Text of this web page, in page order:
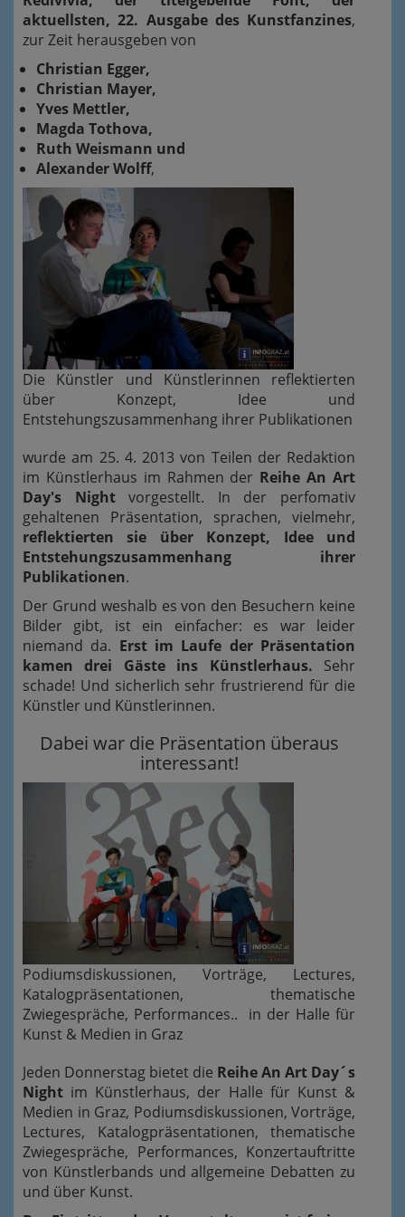
aktuellsten, 22. Ausgabe des Kunstfanzines,
zur Zeit herausgeben von
Christian Egger,
Christian Mayer,
Yves Mettler,
Magda Tothova,
Ruth Weismann und
Alexander Wolff,
Die Künstler und Künstlerinnen reflektierten
über Konzept, Idee und
Entstehungszusammenhang ihrer Publikationen
wurde am 25. 4. 2013 von Teilen der Redaktion
im Künstlerhaus im Rahmen der Reihe An Art
Day's Nightvorgestellt. In der perfomativ
gehaltenen Präsentation, sprachen, vielmehr,
reflektierten sie über Konzept, Idee und
Entstehungszusammenhang ihrer
Publikationen.
Der Grund weshalb es von den Besuchern keine
Bilder gibt, ist ein einfacher: es war leider
niemand da. Erst im Laufe der Präsentation
kamen drei Gäste ins Künstlerhaus. Sehr
schade! Und sicherlich sehr frustrierend für die
Künstler und Künstlerinnen.
Dabei war die Präsentation überaus
interessant!
Podiumsdiskussionen, Vorträge, Lectures,
Katalogpräsentationen, thematische
Zwiegespräche, Performances.. in der Halle für
Kunst & Medien in Graz
Jeden Donnerstag bietet die Reihe An Art Day´s
Night im Künstlerhaus, der Halle für Kunst &
Medien in Graz, Podiumsdiskussionen, Vorträge,
Lectures, Katalogpräsentationen, thematische
Zwiegespräche, Performances, Konzertauftritte
von Künstlerbands und allgemeine Debatten zu
und über Kunst.